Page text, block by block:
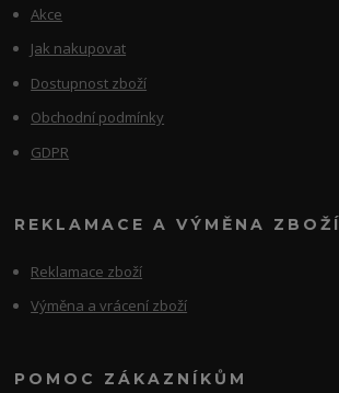
Akce
Jak nakupovat
Dostupnost zboží
Obchodní podmínky
GDPR
REKLAMACE A VÝMĚNA ZBOŽÍ
Reklamace zboží
Výměna a vrácení zboží
POMOC ZÁKAZNÍKŮM